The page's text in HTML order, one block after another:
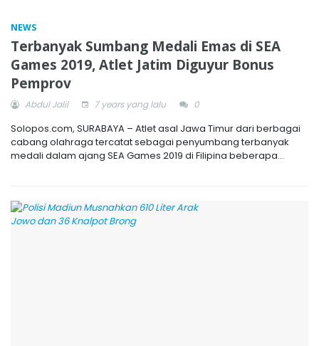
NEWS
Terbanyak Sumbang Medali Emas di SEA
Games 2019, Atlet Jatim Diguyur Bonus
Pemprov
Abdul Jalil 7 years yang lalu 0
Solopos.com, SURABAYA – Atlet asal Jawa Timur dari berbagai
cabang olahraga tercatat sebagai penyumbang terbanyak
medali dalam ajang SEA Games 2019 di Filipina beberapa...